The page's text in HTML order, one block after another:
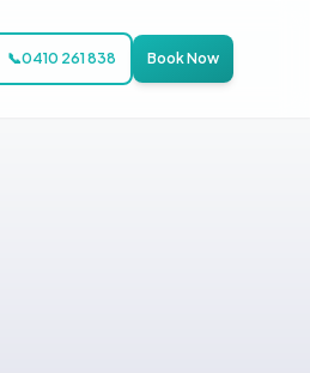
📞0410 261 838 Book Now